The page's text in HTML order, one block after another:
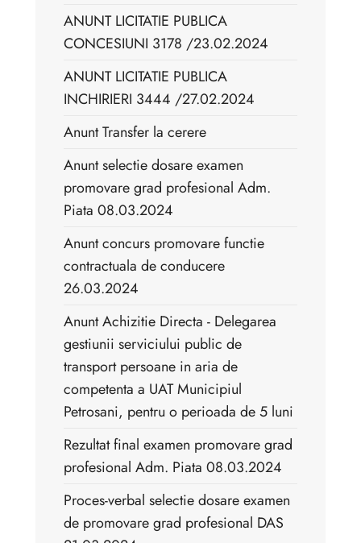
ANUNT LICITATIE PUBLICA
CONCESIUNI 3178 /23.02.2024
ANUNT LICITATIE PUBLICA
INCHIRIERI 3444 /27.02.2024
Anunt Transfer la cerere
Anunt selectie dosare examen
promovare grad profesional Adm.
Piata 08.03.2024
Anunt concurs promovare functie
contractuala de conducere
26.03.2024
Anunt Achizitie Directa - Delegarea
gestiunii serviciului public de
transport persoane in aria de
competenta a UAT Municipiul
Petrosani, pentru o perioada de 5 luni
Rezultat final examen promovare grad
profesional Adm. Piata 08.03.2024
Proces-verbal selectie dosare examen
de promovare grad profesional DAS